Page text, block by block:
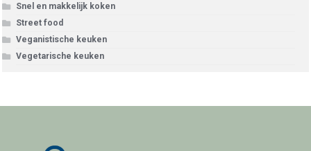
Snel en makkelijk koken
Street food
Veganistische keuken
Vegetarische keuken